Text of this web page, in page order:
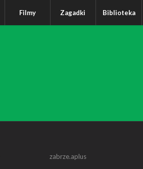
Filmy Zagadki Biblioteka
zabrze.aplus